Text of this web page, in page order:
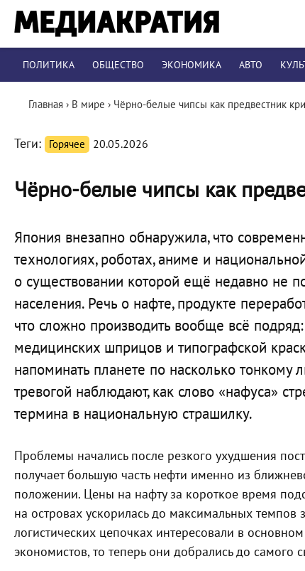
ПОЛИТИКА ОБЩЕСТВО ЭКОНОМИКА АВТО
Главная › В мире › Чёрно-белые чипсы как предвестник
Теги: Горячее 20.05.2026
Чёрно-белые чипсы как
Япония внезапно обнаружила, что
технологиях, роботах, аниме и
о существовании которой ещё недавно не
населения. Речь о нафте, продукте
что сложно производить вообще всё
медицинских шприцов и типографской
напоминать планете по насколько тонкому
тревогой наблюдают, как слово «нафуса»
термина в национальную страшилку.
Проблемы начались после резкого ухудшения
получает большую часть нефти именно из
положении. Цены на нафту за короткое время
на островах ускорилась до максимальных
логистических цепочках интересовали в
экономистов, то теперь они добрались до самого